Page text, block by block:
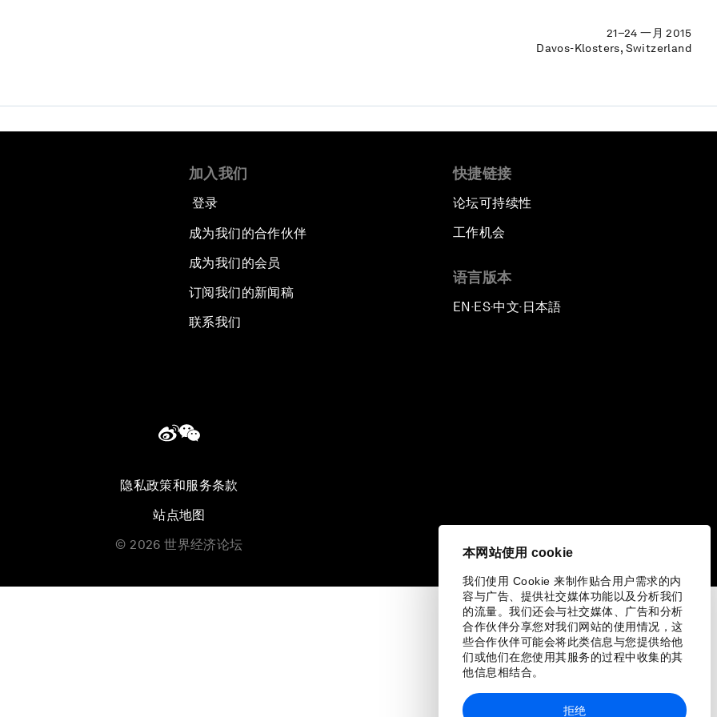
本网站使用 cookie
我们使用 Cookie 来制作贴合用户需求的内
容与广告、提供社交媒体功能以及分析我们
的流量。我们还会与社交媒体、广告和分析
合作伙伴分享您对我们网站的使用情况，这
些合作伙伴可能会将此类信息与您提供给他
们或他们在您使用其服务的过程中收集的其
他信息相结合。
拒绝
21–24 一月 2015
Davos-Klosters, Switzerland
加入我们
登录
成为我们的合作伙伴
成为我们的会员
订阅我们的新闻稿
联系我们
快捷链接
论坛可持续性
工作机会
语言版本
EN ▪ES▪中文▪ 日本語
隐私政策和服务条款
站点地图
© 2026 世界经济论坛